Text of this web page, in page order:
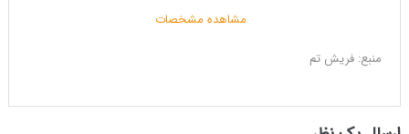
باشد
مشاهده مشخصات
منبع: فریش تم